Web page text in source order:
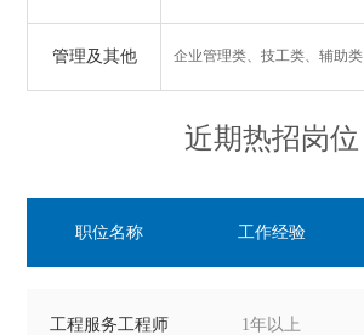
管理及其他 企业管理类、技工类、辅助类
近期热招岗位
职位名称 工作经验
工程服务工程师 1年以上